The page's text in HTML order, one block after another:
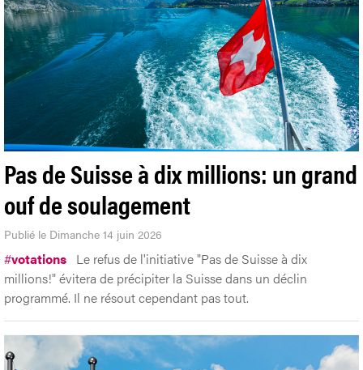
Pas de Suisse à dix millions: un grand
ouf de soulagement
Publié le Dimanche 14 juin 2026
#votations Le refus de l'initiative "Pas de Suisse à dix
millions!" évitera de précipiter la Suisse dans un déclin
programmé. Il ne résout cependant pas tout.